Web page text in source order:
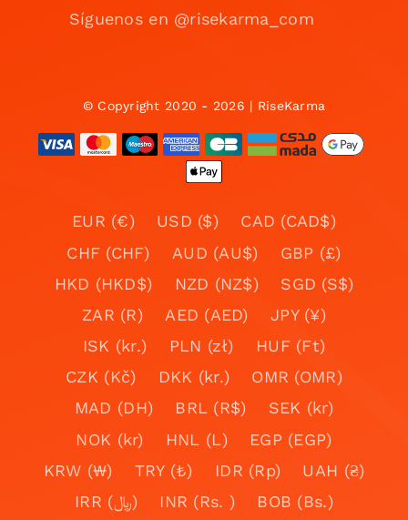
Síguenos en @risekarma_com
© Copyright 2020 - 2026 | RiseKarma
EUR (€) USD ($)
CAD (CAD$)
CHF (CHF)
AUD (AU$)
GBP (£)
HKD (HKD$)
NZD (NZ$)
SGD (S$)
ZAR (R)
AED (AED)
JPY (¥)
ISK (kr.)
PLN (zł)
HUF (Ft)
CZK (Kč)
DKK (kr.)
OMR (OMR)
MAD (DH)
BRL (R$)
SEK (kr)
NOK (kr)
HNL (L)
EGP (EGP)
KRW (₩)
TRY (₺) IDR (Rp)
UAH (₴)
IRR (﷼)
INR (Rs. )
BOB (Bs.)